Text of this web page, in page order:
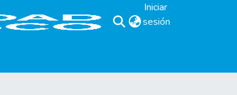
Iniciar
sesión